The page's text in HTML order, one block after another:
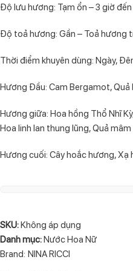
Độ lưu hương: Tạm ổn – 3 giờ
Độ toả hương: Gần – Toả hương
Thời điểm khuyên dùng: Ngày,
Hương Đầu: Cam Bergamot, Quả
Hương giữa: Hoa hồng Thổ Nhĩ
Hoa linh lan thung lũng, Quả mâm
Hương cuối: Cây hoắc hương,
SKU:Không áp dụng
Danh mục:Nước Hoa Nữ
Brand: NINA RICCI